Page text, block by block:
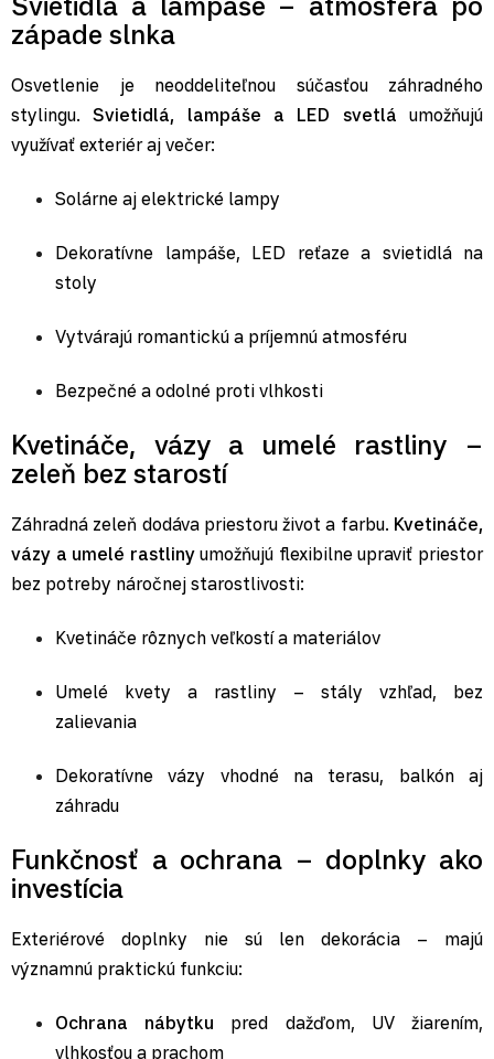
západe slnka
Osvetlenie je neoddeliteľnou súčasťou záhradného
stylingu.Svietidlá, lampáše a LED svetlá umožňujú
využívať exteriér aj večer:
Solárne aj elektrické lampy
Dekoratívne lampáše, LED reťaze a svietidlá na
stoly
Vytvárajú romantickú a príjemnú atmosféru
Bezpečné a odolné proti vlhkosti
Kvetináče, vázy a umelé rastliny –
zeleň bez starostí
Záhradná zeleň dodáva priestoru život a farbu. Kvetináče,
vázy a umelé rastlinyumožňujú flexibilne upraviť priestor
bez potreby náročnej starostlivosti:
Kvetináče rôznych veľkostí a materiálov
Umelé kvety a rastliny – stály vzhľad, bez
zalievania
Dekoratívne vázy vhodné na terasu, balkón aj
záhradu
Funkčnosť a ochrana – doplnky ako
investícia
Exteriérové doplnky nie sú len dekorácia – majú
významnú praktickú funkciu:
Ochrana nábytku pred dažďom, UV žiarením,
vlhkosťou a prachom